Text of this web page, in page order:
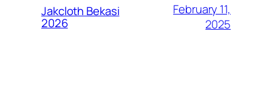
Jakcloth Bekasi
2026
February 11,
2025